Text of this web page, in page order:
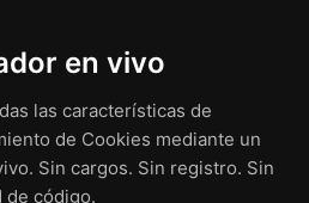
en vivo
las características de
de Cookies mediante un
Sin cargos. Sin registro. Sin
de código.